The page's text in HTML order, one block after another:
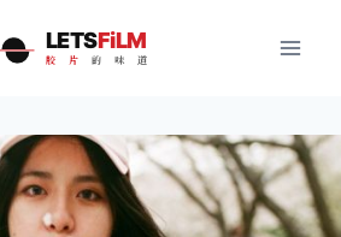
LETSFiLM
胶 片 的 味 道